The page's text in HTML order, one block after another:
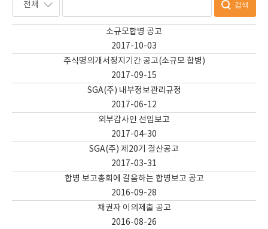
전체 검색
소규모합병 공고
2017-10-03
주식명의개서정지기간 공고(소규모 합병)
2017-09-15
SGA(주) 내부정보관리규정
2017-06-12
외부감사인 선임보고
2017-04-30
SGA(주) 제20기 결산공고
2017-03-31
합병 보고총회에 갈음하는 합병보고 공고
2016-09-28
채권자 이의제출 공고
2016-08-26